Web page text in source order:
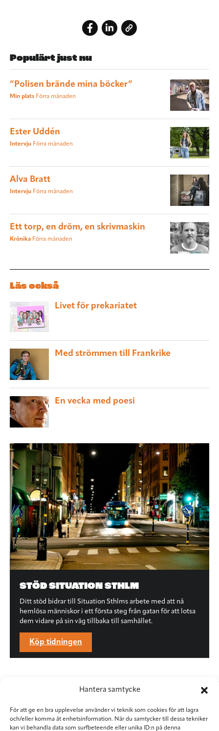
Hantera samtycke
För att ge en bra upplevelse använder vi teknik som cookies för att lagra
och/eller komma åt enhetsinformation. När du samtycker till dessa tekniker
kan vi behandla data som surfbeteende eller unika ID:n på denna
Populärt just nu
”Polisen brände mina böcker”
Min plats Förra månaden
Ester Uddén
Intervju Förra månaden
Alva Bratt
Intervju Förra månaden
Ett torp, en dröm, en skrivmaskin
Krönika Förra månaden
Läs också
Livet för prekariatet
Med strömmen till Frankrike
En vecka med poesi
STÖD SITUATION STHLM
Ditt stöd bidrar till Situation Sthlms arbete med att nå
hemlösa människor i ett första steg från gatan för att lotsa
dem vidare på sin väg tillbaka till samhället.
Köp tidningen